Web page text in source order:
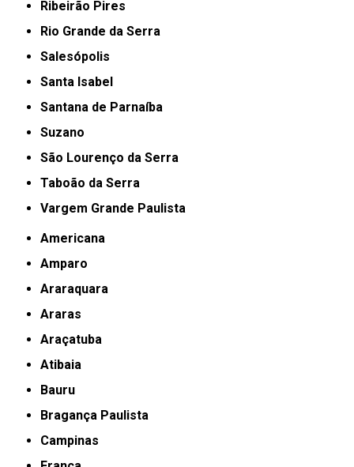
Ribeirão Pires
Rio Grande da Serra
Salesópolis
Santa Isabel
Santana de Parnaíba
Suzano
São Lourenço da Serra
Taboão da Serra
Vargem Grande Paulista
Americana
Amparo
Araraquara
Araras
Araçatuba
Atibaia
Bauru
Bragança Paulista
Campinas